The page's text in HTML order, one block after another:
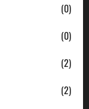
(0)
(0)
(2)
(2)